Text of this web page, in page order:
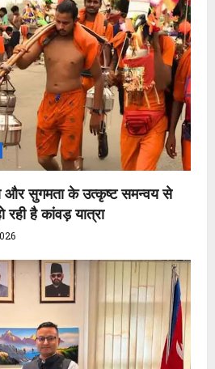
और सुगमता के उत्कृष्ट समन्वय से
है कांवड़ यात्रा